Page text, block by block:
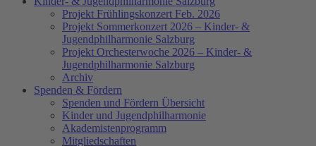
Projekt Frühlingskonzert Feb. 2026
Projekt Sommerkonzert 2026 – Kinder- &
Jugendphilharmonie Salzburg
Projekt Orchesterwoche 2026 – Kinder- &
Jugendphilharmonie Salzburg
Archiv
Spenden & Fördern
Spenden und Fördern Übersicht
Kinder und Jugendphilharmonie
Akademistenprogramm
Mitgliedschaften